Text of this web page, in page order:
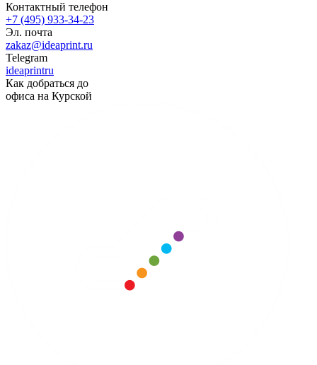
Контактный телефон
+7 (495) 933-34-23
Эл. почта
zakaz@ideaprint.ru
Telegram
ideaprintru
Как добраться до
офиса на Курской